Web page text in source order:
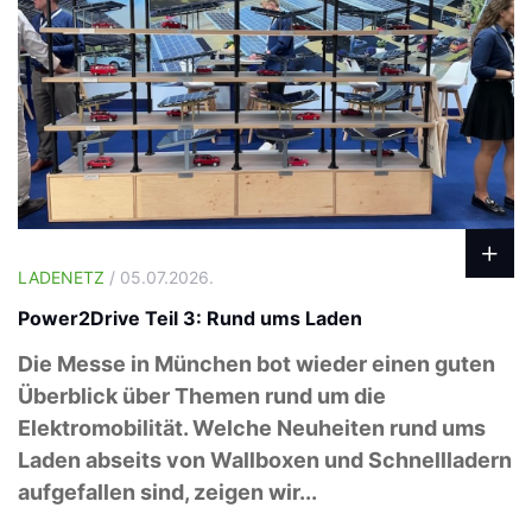
LADENETZ / 05.07.2026.
Power2Drive Teil 3: Rund ums Laden
Die Messe in München bot wieder einen guten
Überblick über Themen rund um die
Elektromobilität. Welche Neuheiten rund ums
Laden abseits von Wallboxen und Schnellladern
aufgefallen sind, zeigen wir...